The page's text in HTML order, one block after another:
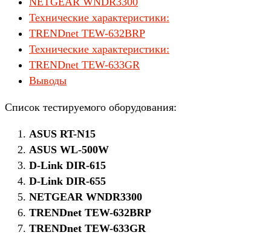
Технические характеристики:
TRENDnet TEW-632BRP
Технические характеристики:
TRENDnet TEW-633GR
Выводы
Список тестируемого оборудования:
ASUS RT-N15
ASUS WL-500W
D-Link DIR-615
D-Link DIR-655
NETGEAR WNDR3300
TRENDnet TEW-632BRP
TRENDnet TEW-633GR